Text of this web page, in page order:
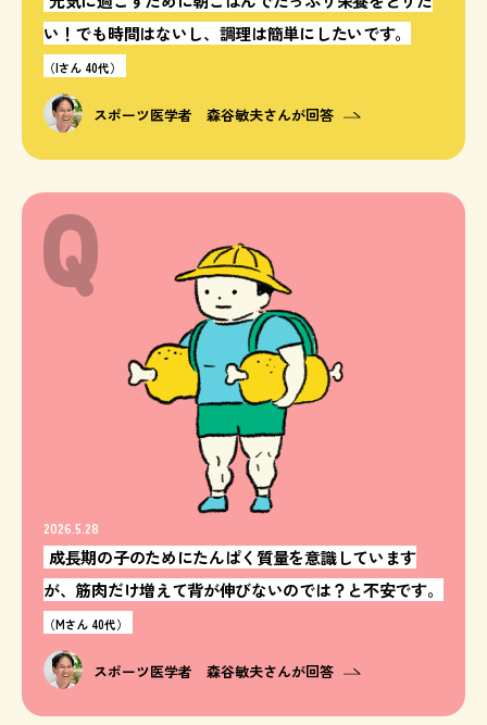
い！でも時間はないし、調理は簡単にしたいです。
（Iさん 40代）
スポーツ医学者 森谷敏夫さんが回答
2026.5.28
成長期の子のためにたんぱく質量を意識しています
が、筋肉だけ増えて背が伸びないのでは？と不安です。
（Mさん 40代）
スポーツ医学者 森谷敏夫さんが回答